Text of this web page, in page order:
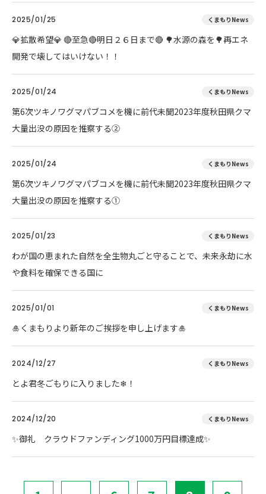
2025/01/25 くまもりNews
💎拡散希望💎 🔴至急🔴明日２６日まで🔴 🌳水源の森を🌳再エネ
開発で壊してはいけない！！
2025/01/24 くまもりNews
第6次ツキノワグマパブコメを機に前代未聞2023年度秋田県クマ
大量出没の原因を推察する②
2025/01/24 くまもりNews
第6次ツキノワグマパブコメを機に前代未聞2023年度秋田県クマ
大量出没の原因を推察する①
2025/01/23 くまもりNews
わが国の恵まれた自然を全生物丸ごと守ることで、未来永劫に水
や食料を確保できる国に
2025/01/01 くまもりNews
🎍くまもりより新年のご挨拶を申し上げます🎍
2024/12/27 くまもりNews
とよ君冬ごもりに入りました❄！
2024/12/20 くまもりNews
✨御礼 クラウドファンディング1000万円目標達成✨